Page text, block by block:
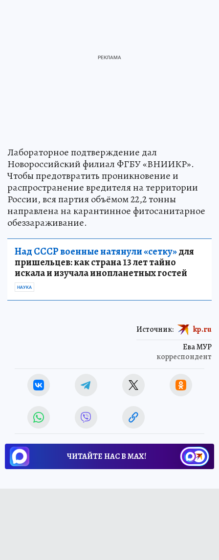
Лабораторное подтверждение дал
Новороссийский филиал ФГБУ «ВНИИКР».
Чтобы предотвратить проникновение и
распространение вредителя на территории
России, вся партия объёмом 22,2 тонны
направлена на карантинное фитосанитарное
обеззараживание.
Над СССР военные натянули «сетку»для
пришельцев: как страна 13 лет тайно
искала и изучала инопланетных гостей
НАУКА
Ева МУР
корреспондент
Источник: kp.ru
ЧИТАЙТЕ НАС В МАХ!